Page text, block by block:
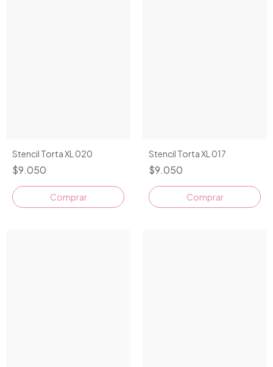
Stencil Torta XL 020
$9.050
Stencil Torta XL 017
$9.050